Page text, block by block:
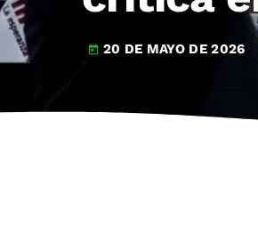
today 20 DE MAYO DE 2026